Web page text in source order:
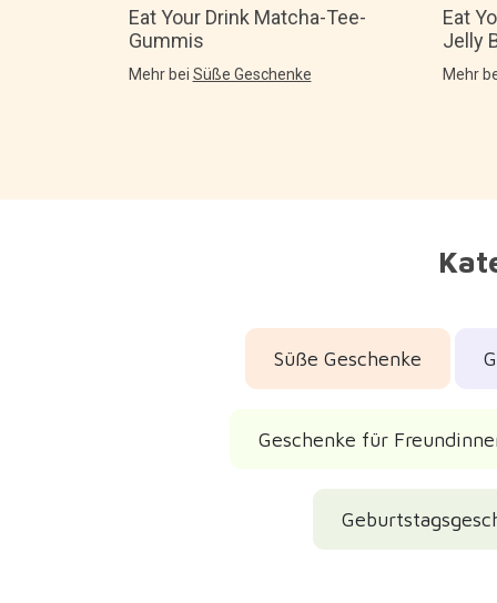
Eat Your Drink Matcha-Tee-
Gummis
Mehr bei Süße Geschenke
Eat
Jelly
Mehr
Süße Geschenke
Geschenke für